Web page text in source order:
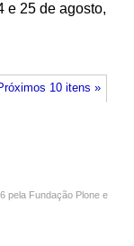
e 25 de agosto,
10 itens »
pela Fundação Plone e